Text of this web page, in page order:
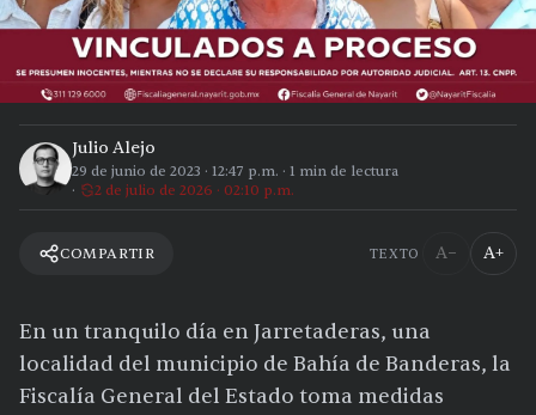
Julio Alejo
29 de junio de 2023 · 12:47 p.m. · 1 min de lectura
2 de julio de 2026 · 02:10 p.m.
COMPARTIR TEXTO A− A+
En un tranquilo día en Jarretaderas, una
localidad del municipio de Bahía de Banderas, la
Fiscalía General del Estado toma medidas